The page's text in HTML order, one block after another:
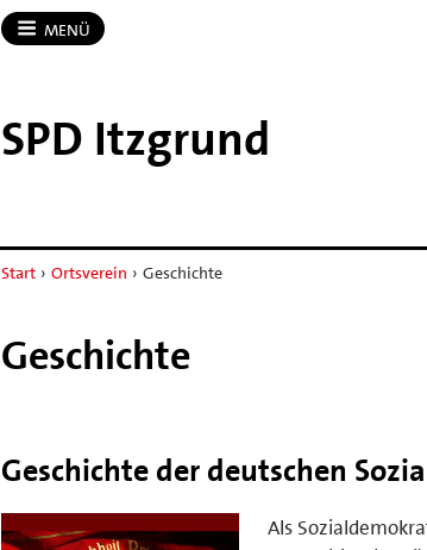
MENÜ
SPD Itzgrund
Start › Ortsverein › Geschichte
Geschichte
Geschichte der deutschen
Als